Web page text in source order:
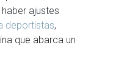
ajustes
deportistas,
que abarca un